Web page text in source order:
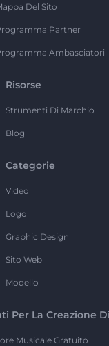
Del Sito
Partner
Ambasciatori
Risorse
Strumenti Di Marchio
Blog
Categorie
Video
Logo
Graphic Design
Sito Web
Modello
Per La Creazione
Musicale Gratuito